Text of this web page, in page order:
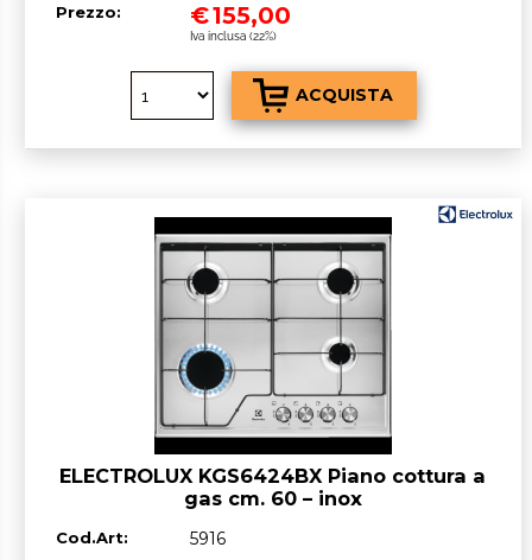
Prezzo: €155,00
Iva inclusa (22%)
ELECTROLUX KGS6424BX Piano cottura a
gas cm. 60 – inox
Cod.Art: 5916